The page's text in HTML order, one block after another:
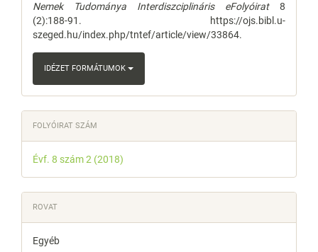
Nemek Tudománya Interdiszciplináris eFolyóirat8
(2):188-91. https://ojs.bibl.u-
szeged.hu/index.php/tntef/article/view/33864.
IDÉZET FORMÁTUMOK
FOLYÓIRAT SZÁM
Évf. 8 szám 2 (2018)
ROVAT
Egyéb